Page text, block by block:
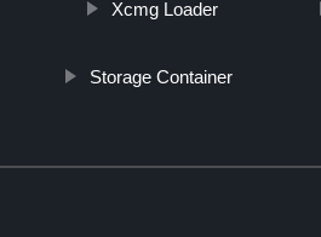
Xcmg Loader
Storage Container